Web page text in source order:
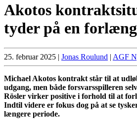
Akotos
tyder på en
25. februar 2025 | Jonas Roulund | AGF
Michael Akotos kontrakt står til at
udgang, men både forsvarsspilleren
Rösler virker positive i forhold til at
Indtil videre er fokus dog på at se
længere periode.